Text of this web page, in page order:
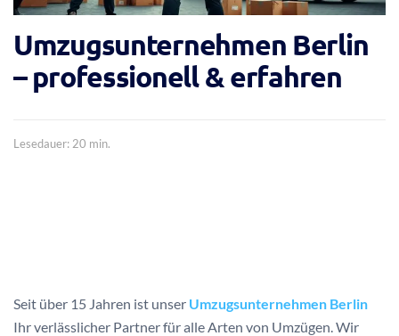
Umzugsunternehmen Berlin
– professionell & erfahren
Lesedauer: 20 min.
Seit über 15 Jahren ist unser Umzugsunternehmen Berlin
Ihr verlässlicher Partner für alle Arten von Umzügen. Wir